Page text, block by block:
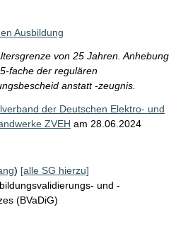
Ausbildung
von 25 Jahren. Anhebung
fache der regulären
anstatt -zeugnis.
der Deutschen Elektro- und
ZVEH am 28.06.2024
) [alle SG hierzu]
und -
(BVaDiG)